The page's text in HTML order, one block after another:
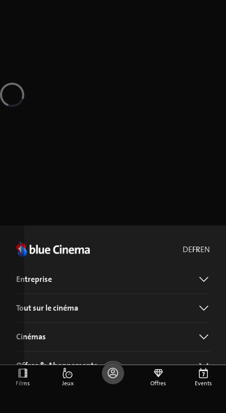
DEFREN
Entreprise
Tout sur le cinéma
Cinémas
Offres & Abonnements
Films Jeux Offres Events